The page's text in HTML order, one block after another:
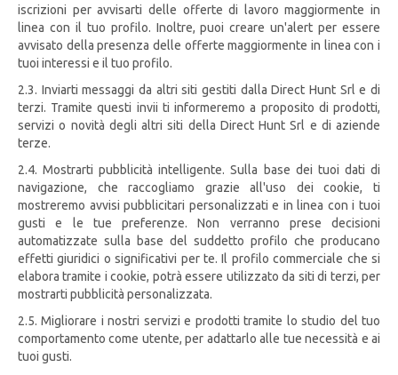
iscrizioni per avvisarti delle offerte di lavoro maggiormente in
linea con il tuo profilo. Inoltre, puoi creare un'alert per essere
avvisato della presenza delle offerte maggiormente in linea con i
tuoi interessi e il tuo profilo.
2.3. Inviarti messaggi da altri siti gestiti dalla Direct Hunt Srl e di
terzi. Tramite questi invii ti informeremo a proposito di prodotti,
servizi o novità degli altri siti della Direct Hunt Srl e di aziende
terze.
2.4. Mostrarti pubblicità intelligente. Sulla base dei tuoi dati di
navigazione, che raccogliamo grazie all'uso dei cookie, ti
mostreremo avvisi pubblicitari personalizzati e in linea con i tuoi
gusti e le tue preferenze. Non verranno prese decisioni
automatizzate sulla base del suddetto profilo che producano
effetti giuridici o significativi per te. Il profilo commerciale che si
elabora tramite i cookie, potrà essere utilizzato da siti di terzi, per
mostrarti pubblicità personalizzata.
2.5. Migliorare i nostri servizi e prodotti tramite lo studio del tuo
comportamento come utente, per adattarlo alle tue necessità e ai
tuoi gusti.